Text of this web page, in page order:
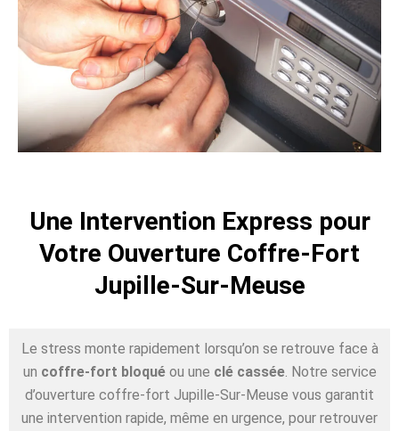
Une Intervention Express pour
Votre Ouverture Coffre-Fort
Jupille-Sur-Meuse
Le stress monte rapidement lorsqu’on se retrouve face à
un coffre-fort bloquéou une clé cassée. Notre service
d’ouverture coffre-fort Jupille-Sur-Meuse vous garantit
une intervention rapide, même en urgence, pour retrouver